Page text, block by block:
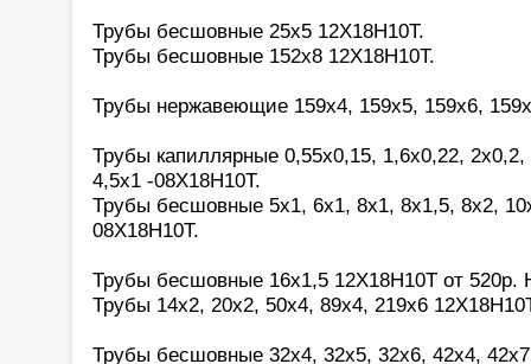
Трубы бесшовные 25х5 12Х18Н10Т.
Трубы бесшовные 152х8 12Х18Н10Т.
Трубы нержавеющие 159х4, 159х5, 159х6,
Трубы капиллярные 0,55х0,15, 1,6х0,22,
4,5х1 -08Х18Н10Т.
Трубы бесшовные 5х1, 6х1, 8х1, 8х1,5, 8х2,
08Х18Н10Т.
Трубы бесшовные 16х1,5 12Х18Н10Т от
Трубы 14х2, 20х2, 50х4, 89х4, 219х6
Трубы бесшовные 32х4, 32х5, 32х6, 42х4,